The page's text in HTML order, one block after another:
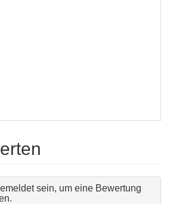
sein, um eine Bewertung